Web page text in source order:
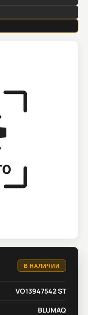
В НАЛИЧИИ
VO13947542 ST
BLUMAQ